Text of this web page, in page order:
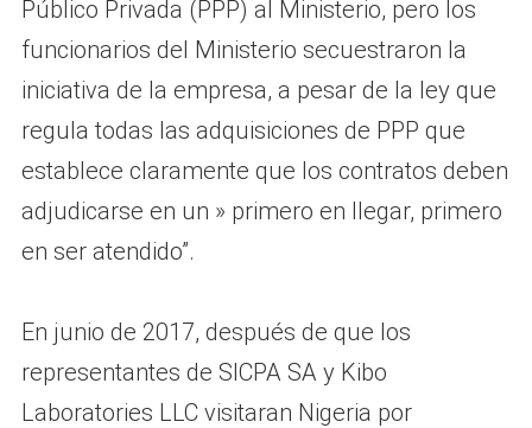
Público Privada (PPP) al Ministerio, pero los
funcionarios del Ministerio secuestraron la
iniciativa de la empresa, a pesar de la ley que
regula todas las adquisiciones de PPP que
establece claramente que los contratos deben
adjudicarse en un » primero en llegar, primero
en ser atendido”.
En junio de 2017, después de que los
representantes de SICPA SA y Kibo
Laboratories LLC visitaran Nigeria por